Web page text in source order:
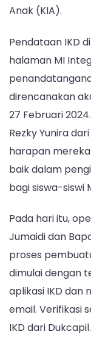
Anak (KIA).
Pendataan IKD
halaman MI
direncanakan
27 Februari
Rezky Yunira
harapan
baik dalam
bagi siswa-siswi
Pada hari itu,
Jumaidi dan
proses
dimulai dengan
aplikasi IKD dan
email. Verifikasi
IKD dari Dukcapil.